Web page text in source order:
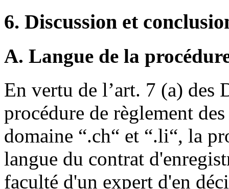
6. Discussion et
A. Langue de la
En vertu de l’art. 7 (a) des
procédure de règlement
domaine “.ch“ et “.li“, la
langue du contrat
faculté d'un expert d'en